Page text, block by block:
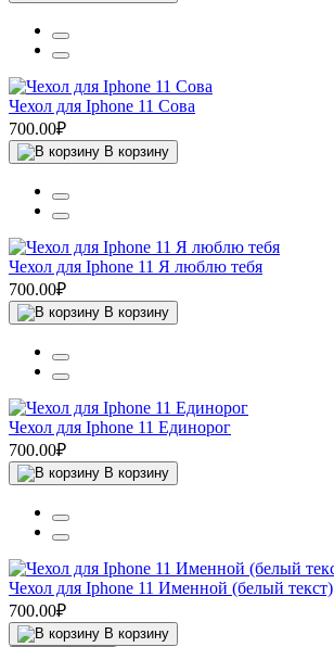
Чехол для Iphone 11 Сова
700.00₽
В корзину
Чехол для Iphone 11 Я люблю тебя
700.00₽
В корзину
Чехол для Iphone 11 Единорог
700.00₽
В корзину
Чехол для Iphone 11 Именной (белый текст)
700.00₽
В корзину